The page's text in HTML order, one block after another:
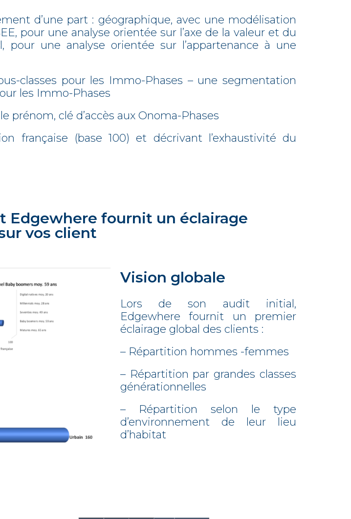
d’une part : géographique, avec une modélisation
pour une analyse orientée sur l’axe de la valeur et du
pour une analyse orientée sur l’appartenance à une
classes pour les Immo-Phases – une segmentation
les Immo-Phases
prénom, clé d’accès aux Onoma-Phases
française (base 100) et décrivant l’exhaustivité du
Edgewhere fournit un éclairage
vos client
Vision globale
Lors de son audit initial,
Edgewhere fournit un premier
éclairage global des clients :
– Répartition hommes -femmes
– Répartition par grandes classes
générationnelles
– Répartition selon le type
d’environnement de leur lieu
d’habitat